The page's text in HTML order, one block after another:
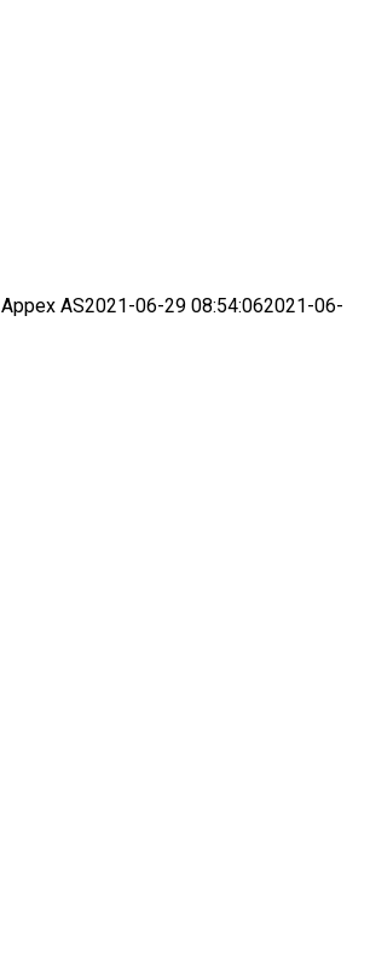
Appex AS2021-06-29 08:54:062021-06-